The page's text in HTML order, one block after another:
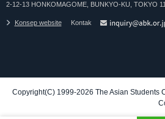
2-12-13 HONKOMAGOME, BUNKYO-KU, TOKYO
Konsep website Kontak
Copyright(C) 1999-2026 The Asian Students